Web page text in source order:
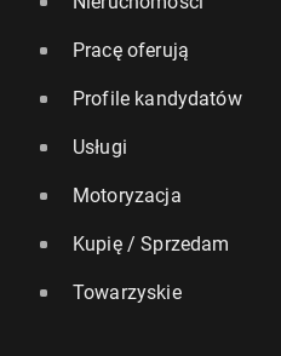
Pracę oferują
Profile kandydatów
Usługi
Motoryzacja
Kupię / Sprzedam
Towarzyskie